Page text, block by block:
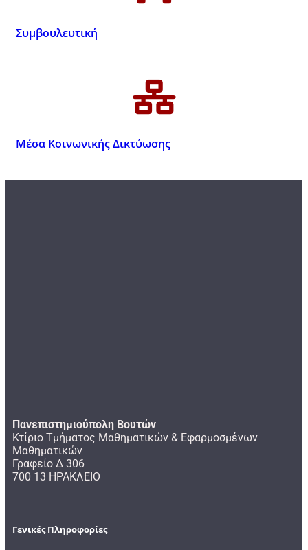
Συμβουλευτική
Μέσα Κοινωνικής Δικτύωσης
Πανεπιστημιούπολη Βουτών
Κτίριο Τμήματος Μαθηματικών & Εφαρμοσμένων
Μαθηματικών
Γραφείο Δ 306
700 13 ΗΡΑΚΛΕΙΟ
Γενικές Πληροφορίες